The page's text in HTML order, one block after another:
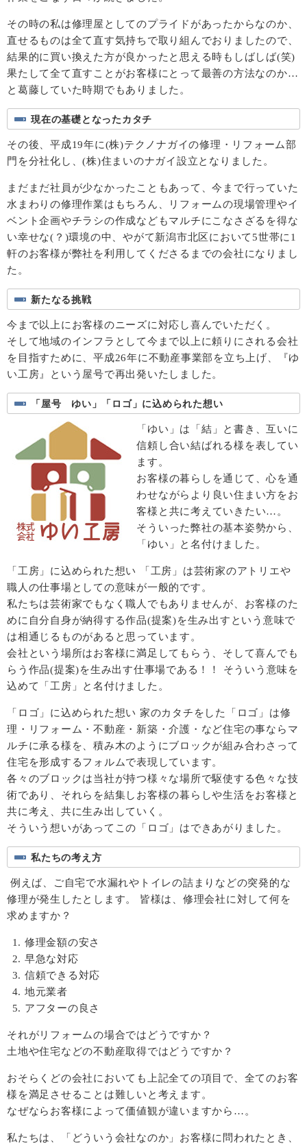
その時の私は修理屋としてのプライドがあったからなのか、
直せるものは全て直す気持ちで取り組んでおりましたので、
結果的に買い換えた方が良かったと思える時もしばしば(笑)
果たして全て直すことがお客様にとって最善の方法なのか…
と葛藤していた時期でもありました。
現在の基礎となったカタチ
その後、平成19年に(株)テクノナガイの修理・リフォーム部
門を分社化し、(株)住まいのナガイ設立となりました。
まだまだ社員が少なかったこともあって、今まで行っていた
水まわりの修理作業はもちろん、リフォームの現場管理やイ
ベント企画やチラシの作成などもマルチにこなさざるを得な
い幸せな(？)環境の中、やがて新潟市北区において5世帯に1
軒のお客様が弊社を利用してくださるまでの会社になりまし
た。
新たなる挑戦
今まで以上にお客様のニーズに対応し喜んでいただく。
そして地域のインフラとして今まで以上に頼りにされる会社
を目指すために、平成26年に不動産事業部を立ち上げ、『ゆ
い工房』という屋号で再出発いたしました。
「屋号 ゆい」「ロゴ」に込められた想い
「ゆい」は「結」と書き、互いに
信頼し合い結ばれる様を表してい
ます。
お客様の暮らしを通じて、心を通
わせながらより良い住まい方をお
客様と共に考えていきたい…。
そういった弊社の基本姿勢から、
「ゆい」と名付けました。
「工房」に込められた想い 「工房」は芸術家のアトリエや
職人の仕事場としての意味が一般的です。
私たちは芸術家でもなく職人でもありませんが、お客様のた
めに自分自身が納得する作品(提案)を生み出すという意味で
は相通じるものがあると思っています。
会社という場所はお客様に満足してもらう、そして喜んでも
らう作品(提案)を生み出す仕事場である！！ そういう意味を
込めて「工房」と名付けました。
「ロゴ」に込められた想い 家のカタチをした「ロゴ」は修
理・リフォーム・不動産・新築・介護・など住宅の事ならマ
ルチに承る様を、積み木のようにブロックが組み合わさって
住宅を形成するフォルムで表現しています。
各々のブロックは当社が持つ様々な場所で駆使する色々な技
術であり、それらを結集しお客様の暮らしや生活をお客様と
共に考え、共に生み出していく。
そういう想いがあってこの「ロゴ」はできあがりました。
私たちの考え方
例えば、ご自宅で水漏れやトイレの詰まりなどの突発的な
修理が発生したとします。 皆様は、修理会社に対して何を
求めますか？
修理金額の安さ
早急な対応
信頼できる対応
地元業者
アフターの良さ
それがリフォームの場合ではどうですか？
土地や住宅などの不動産取得ではどうですか？
おそらくどの会社においても上記全ての項目で、全てのお客
様を満足させることは難しいと考えます。
なぜならお客様によって価値観が違いますから…。
私たちは、「どういう会社なのか」お客様に問われたとき、